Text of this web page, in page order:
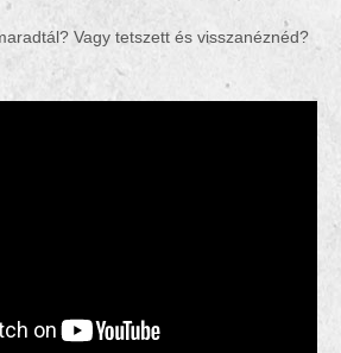
Vagy tetszett és visszanéznéd?